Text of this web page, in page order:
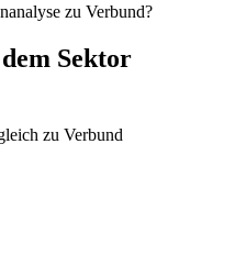
zu Verbund?
Sektor
zu Verbund